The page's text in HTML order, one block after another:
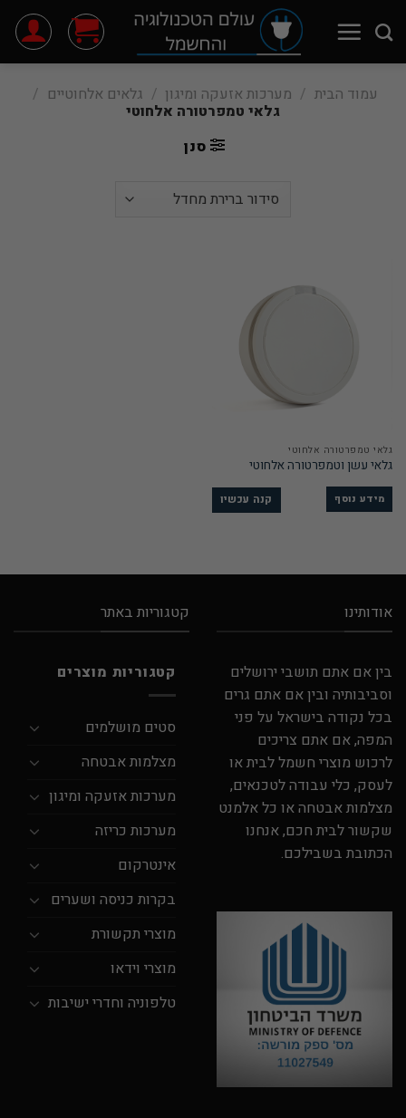
עמוד הבית / מערכות אזעקה ומיגון / גלאים אלחוטיים /
גלאי טמפרטורה אלחוטי
סנן
גלאי טמפרטורה אלחוטי
גלאי עשן וטמפרטורה אלחוטי
מידע נוסף קנה עכשיו
אודותינו
בין אם אתם תושבי ירושלים
וסביבותיה ובין אם אתם גרים
בכל נקודה בישראל על פני
המפה, אם אתם צריכים
לרכוש מוצרי חשמל לבית או
לעסק, כלי עבודה לטכנאים,
מצלמות אבטחה או כל אלמנט
שקשור לבית חכם, אנחנו
הכתובת בשבילכם.
קטגוריות באתר
קטגוריות מוצרים
סטים מושלמים
מצלמות אבטחה
מערכות אזעקה ומיגון
מערכות כריזה
אינטרקום
בקרות כניסה ושערים
מוצרי תקשורת
מוצרי וידאו
טלפוניה וחדרי ישיבות